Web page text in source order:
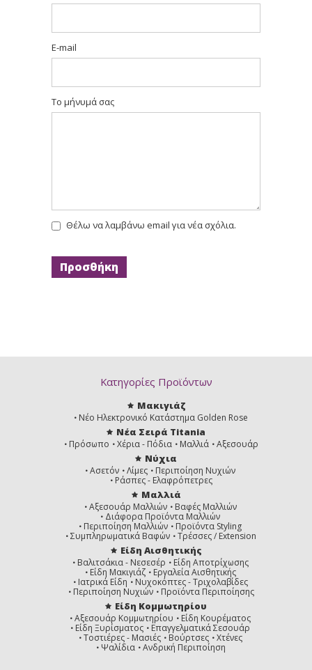
E-mail
Το μήνυμά σας
Θέλω να λαμβάνω email για νέα σχόλια.
Κατηγορίες Προϊόντων
Μακιγιάζ
Νέο Ηλεκτρονικό Κατάστημα Golden Rose
Νέα Σειρά Titania
Πρόσωπο Χέρια - Πόδια Μαλλιά Αξεσουάρ
Νύχια
Ασετόν Λίμες
Περιποίηση Νυχιών
Ράσπες - Ελαφρόπετρες
Μαλλιά
Αξεσουάρ Μαλλιών
Βαφές Μαλλιών
Διάφορα Προϊόντα Μαλλιών
Περιποίηση Μαλλιών
Προϊόντα Styling
Συμπληρωματικά Βαφών
Τρέσσες / Extension
Είδη Αισθητικής
Βαλιτσάκια - Νεσεσέρ
Είδη Αποτρίχωσης
Είδη Μακιγιάζ
Εργαλεία Αισθητικής
Ιατρικά Είδη
Νυχοκόπτες - Τριχολαβίδες
Περιποίηση Νυχιών
Προϊόντα Περιποίησης
Είδη Κομμωτηρίου
Αξεσουάρ Κομμωτηρίου
Είδη Κουρέματος
Είδη Ξυρίσματος
Επαγγελματικά Σεσουάρ
Τοστιέρες - Μασιές
Βούρτσες
Χτένες
Ψαλίδια
Ανδρική Περιποίηση